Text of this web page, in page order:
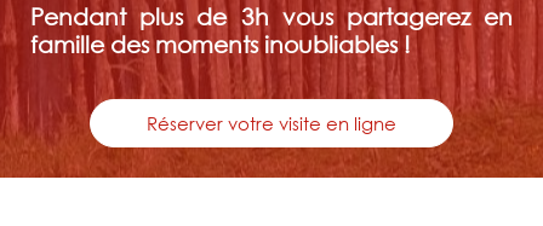
Pendant plus de 3h vous partagerez en
famille des moments inoubliables !
Réserver votre visite en ligne